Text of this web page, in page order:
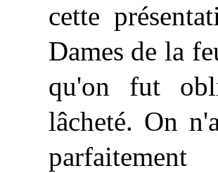
cette
Dames de la
qu'on fut
lâcheté. On